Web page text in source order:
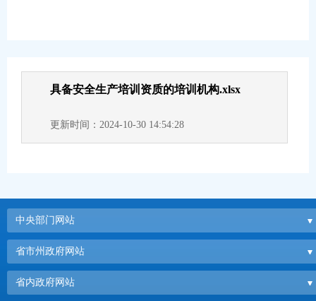
具备安全生产培训资质的培训机构.xlsx
更新时间：2024-10-30 14:54:28
中央部门网站
省市州政府网站
省内政府网站